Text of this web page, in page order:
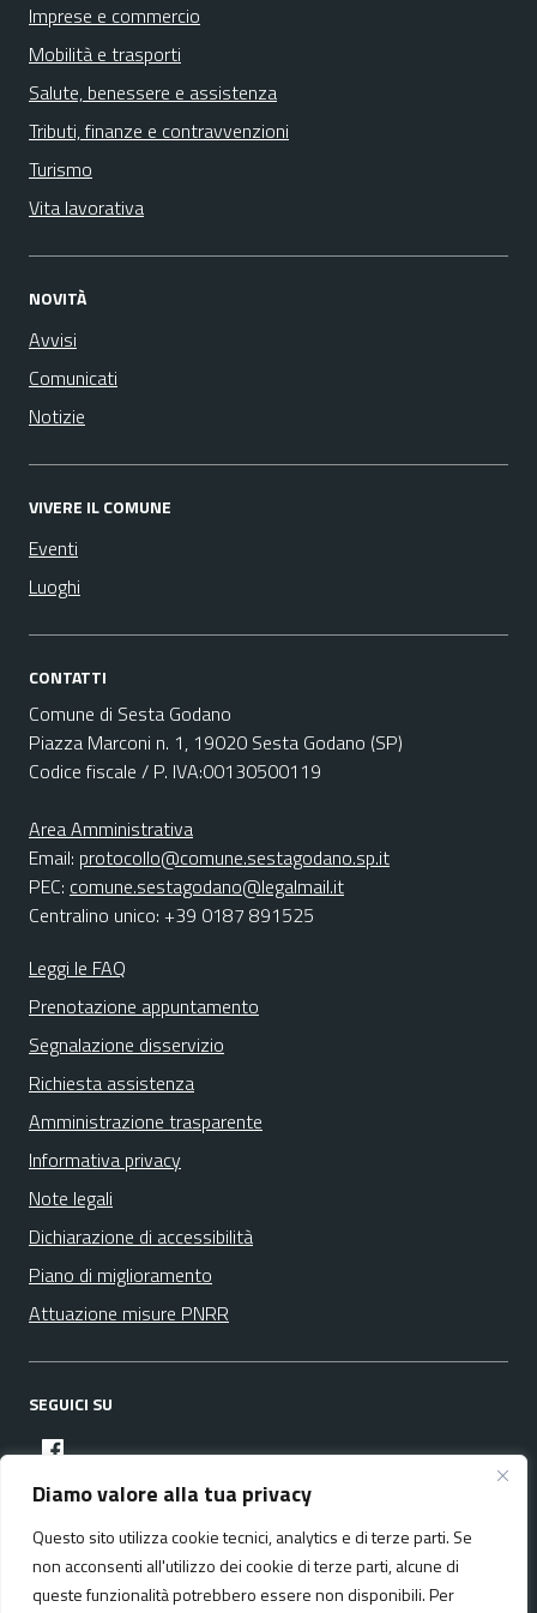
Diamo valore alla tua privacy
Questo sito utilizza cookie tecnici, analytics e di terze parti. Se
non acconsenti all'utilizzo dei cookie di terze parti, alcune di
queste funzionalità potrebbero essere non disponibili. Per
Imprese e commercio
Mobilità e trasporti
Salute, benessere e assistenza
Tributi, finanze e contravvenzioni
Turismo
Vita lavorativa
NOVITÀ
Avvisi
Comunicati
Notizie
VIVERE IL COMUNE
Eventi
Luoghi
CONTATTI
Comune di Sesta Godano
Piazza Marconi n. 1, 19020 Sesta Godano (SP)
Codice fiscale / P. IVA:00130500119
Area Amministrativa
Email: protocollo@comune.sestagodano.sp.it
PEC: comune.sestagodano@legalmail.it
Centralino unico: +39 0187 891525
Leggi le FAQ
Prenotazione appuntamento
Segnalazione disservizio
Richiesta assistenza
Amministrazione trasparente
Informativa privacy
Note legali
Dichiarazione di accessibilità
Piano di miglioramento
Attuazione misure PNRR
SEGUICI SU
facebook
Media policy Mappa del sito